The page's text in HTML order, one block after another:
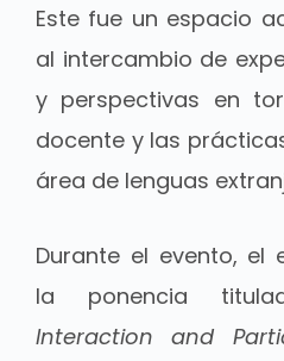
Este fue un espacio
al intercambio de
y perspectivas en
docente y las
área de lenguas
Durante el evento, el
la ponencia
Interaction and